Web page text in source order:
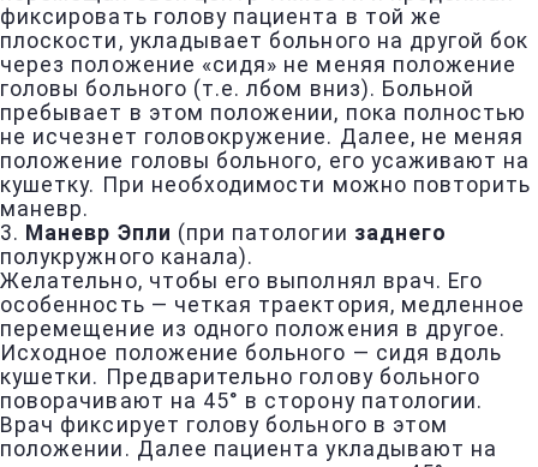
фиксировать голову пациента в той же
плоскости, укладывает больного на другой бок
через положение «сидя» не меняя положение
головы больного (т.е. лбом вниз). Больной
пребывает в этом положении, пока полностью
не исчезнет головокружение. Далее, не меняя
положение головы больного, его усаживают на
кушетку. При необходимости можно повторить
маневр.
3. Маневр Эпли (при патологии заднего
полукружного канала).
Желательно, чтобы его выполнял врач. Его
особенность — четкая траектория, медленное
перемещение из одного положения в другое.
Исходное положение больного — сидя вдоль
кушетки. Предварительно голову больного
поворачивают на 45° в сторону патологии.
Врач фиксирует голову больного в этом
положении. Далее пациента укладывают на